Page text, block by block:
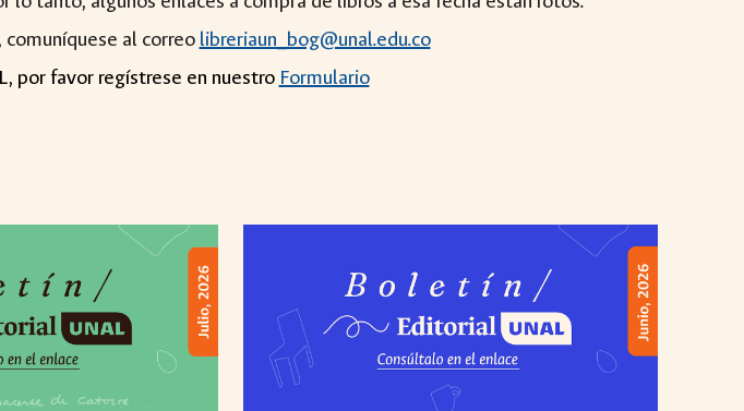
al correo libreriaun_bog@unal.edu.co
por favor regístrese en nuestro Formulario